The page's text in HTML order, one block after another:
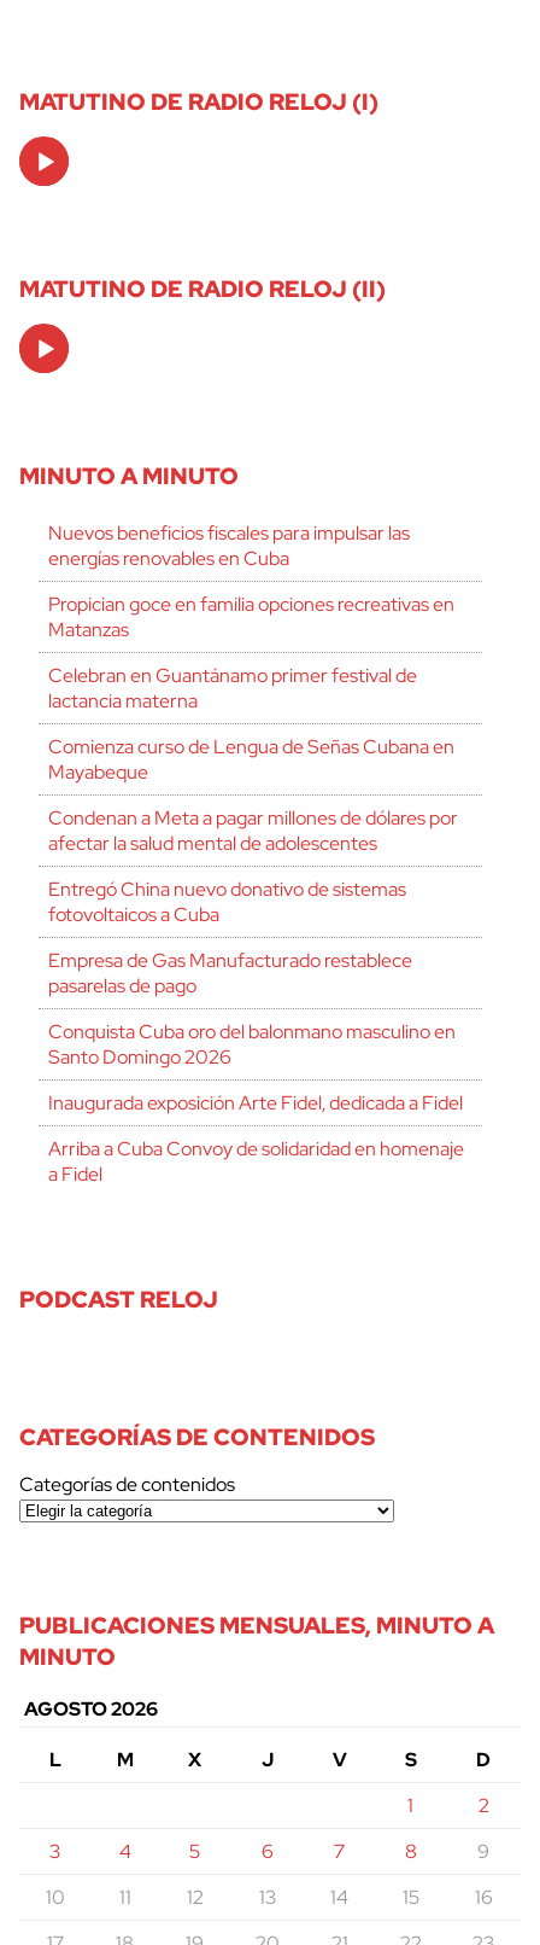
MATUTINO DE RADIO RELOJ (I)
Audio
Player
MATUTINO DE RADIO RELOJ (II)
Audio
Player
MINUTO A MINUTO
Nuevos beneficios fiscales para impulsar las
energías renovables en Cuba
Propician goce en familia opciones recreativas en
Matanzas
Celebran en Guantánamo primer festival de
lactancia materna
Comienza curso de Lengua de Señas Cubana en
Mayabeque
Condenan a Meta a pagar millones de dólares por
afectar la salud mental de adolescentes
Entregó China nuevo donativo de sistemas
fotovoltaicos a Cuba
Empresa de Gas Manufacturado restablece
pasarelas de pago
Conquista Cuba oro del balonmano masculino en
Santo Domingo 2026
Inaugurada exposición Arte Fidel, dedicada a Fidel
Arriba a Cuba Convoy de solidaridad en homenaje
a Fidel
PODCAST RELOJ
CATEGORÍAS DE CONTENIDOS
Categorías de contenidos
PUBLICACIONES MENSUALES, MINUTO A
MINUTO
AGOSTO 2026
L
M X J V S
D
1
2
3
4 5 6 7 8
9
10
11 12 13 14 15
16